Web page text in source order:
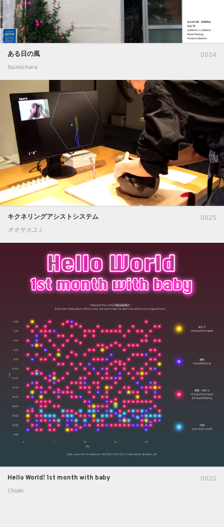
0034
ある日の風
tsumichara
0025
キクネリングアシストシステム
オオサカユミ
0020
Hello World! 1st month with baby
Chiaki